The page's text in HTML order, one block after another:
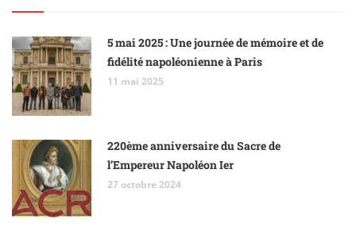
5 mai 2025 : Une journée de mémoire et de
fidélité napoléonienne à Paris
11 mai 2025
220ème anniversaire du Sacre de
l’Empereur Napoléon Ier
27 octobre 2024